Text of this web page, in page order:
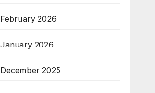
February 2026
January 2026
December 2025